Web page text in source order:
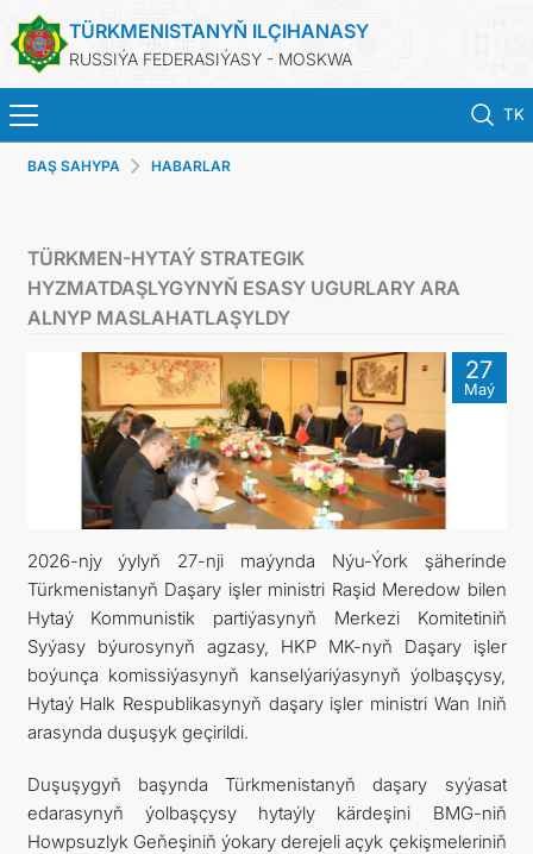
TÜRKMENISTANYŇ ILÇIHANASY
RUSSIÝA FEDERASIÝASY - MOSKWA
TK
BAŞ SAHYPA
KONSULLYK HYZMATLARY
WIZA
ARAGATNAŞYK
BAŞ SAHYPA HABARLAR
TÜRKMEN-HYTAÝ STRATEGIK
HYZMATDAŞLYGYNYŇ ESASY UGURLARY ARA
ALNYP MASLAHATLAŞYLDY
27
Maý
2026-njy ýylyň 27-nji maýynda Nýu-Ýork şäherinde
Türkmenistanyň Daşary işler ministri Raşid Meredow bilen
Hytaý Kommunistik partiýasynyň Merkezi Komitetiniň
Syýasy býurosynyň agzasy, HKP MK-nyň Daşary işler
boýunça komissiýasynyň kanselýariýasynyň ýolbaşçysy,
Hytaý Halk Respublikasynyň daşary işler ministri Wan Iniň
arasynda duşuşyk geçirildi.
Duşuşygyň başynda Türkmenistanyň daşary syýasat
edarasynyň ýolbaşçysy hytaýly kärdeşini BMG-niň
Howpsuzlyk Geňeşiniň ýokary derejeli açyk çekişmeleriniň